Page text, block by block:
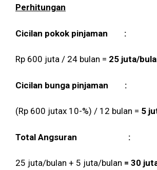
Perhitungan
Cicilan pokok pinjaman :
Rp 600 juta / 24 bulan = 25 juta/
Cicilan bunga pinjaman :
(Rp 600 jutax 10-%) / 12 bulan = 5
Total Angsuran :
25 juta/bulan + 5 juta/bulan = 30